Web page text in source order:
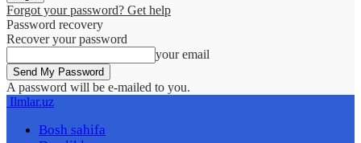
Forgot your password? Get help
Password recovery
Recover your password
your email
A password will be e-mailed to you.
Ilmlar.uz
Bosh sahifa